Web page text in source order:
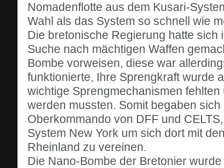
Nomadenflotte aus dem Kusari-
Wahl als das System so schnell wie
Die bretonische Regierung hatte
Suche nach mächtigen Waffen
Bombe vorweisen, diese war
funktionierte, Ihre Sprengkraft wurde
wichtige Sprengmechanismen
werden mussten. Somit begaben
Oberkommando von DFF und
System New York um sich dort mit
Rheinland zu vereinen.
Die Nano-Bombe der Bretonier